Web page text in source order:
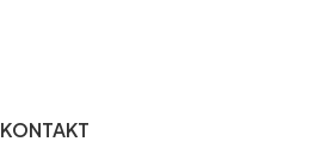
KONTAKT